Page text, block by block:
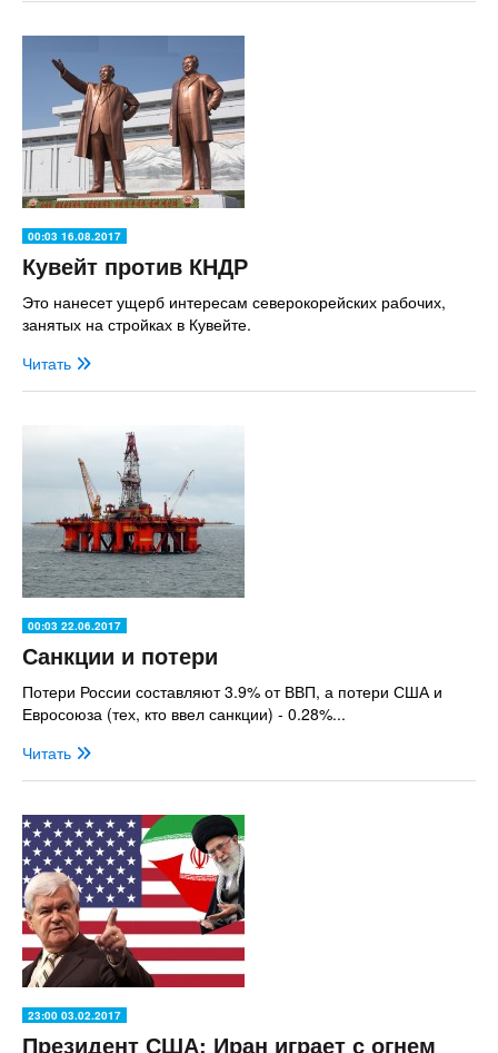
00:03 16.08.2017
Кувейт против КНДР
Это нанесет ущерб интересам северокорейских рабочих,
занятых на стройках в Кувейте.
Читать
00:03 22.06.2017
Санкции и потери
Потери России составляют 3.9% от ВВП, а потери США и
Евросоюза (тех, кто ввел санкции) - 0.28%...
Читать
23:00 03.02.2017
Президент США: Иран играет с огнем